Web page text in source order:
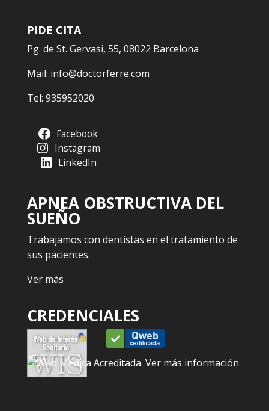
PIDE CITA
Pg. de St. Gervasi, 55, 08022 Barcelona
Mail: info@doctorferre.com
Tel: 935952020
Facebook
Instagram
LinkedIn
APNEA OBSTRUCTIVA DEL
SUEÑO
Trabajamos con dentistas en el tratamiento de
sus pacientes.
Ver más
CREDENCIALES